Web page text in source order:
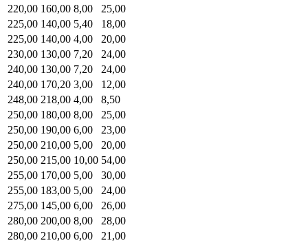
220,00 160,00 8,00
25,00
225,00 140,00 5,40
18,00
225,00 140,00 4,00
20,00
230,00 130,00 7,20
24,00
240,00 130,00 7,20
24,00
240,00 170,20 3,00
12,00
248,00 218,00 4,00
8,50
250,00 180,00 8,00
25,00
250,00 190,00 6,00
23,00
250,00 210,00 5,00
20,00
250,00 215,00 10,00 54,00
255,00 170,00 5,00
30,00
255,00 183,00 5,00
24,00
275,00 145,00 6,00
26,00
280,00 200,00 8,00
28,00
280,00 210,00 6,00 21,00